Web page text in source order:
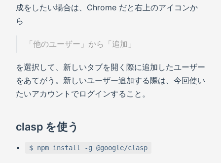
成をしたい場合は、Chrome だと右上のアイコンか
ら
「他のユーザー」から「追加」
を選択して、新しいタブを開く際に追加したユーザー
をあてがう。新しいユーザー追加する際は、今回使い
たいアカウントでログインすること。
clasp を使う
$ npm install -g @google/clasp